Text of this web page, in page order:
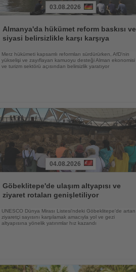
Oku
03.08.2026
Almanya'da hükümet reform baskısı ve
siyasi belirsizlikle karşı karşıya
Merz hükümeti kapsamlı reformları sürdürürken, AfD'nin
yükselişi ve zayıflayan kamuoyu desteği Alman ekonomisi
ve turizm sektörü açısından belirsizlik yaratıyor
Oku
04.08.2026
Göbeklitepe'de ulaşım altyapısı ve
ziyaret rotaları genişletiliyor
UNESCO Dünya Mirası Listesi'ndeki Göbeklitepe'de artan
ziyaretçi sayısını karşılamak amacıyla yol ve gezi
altyapısına yönelik yatırımlar hız kazandı